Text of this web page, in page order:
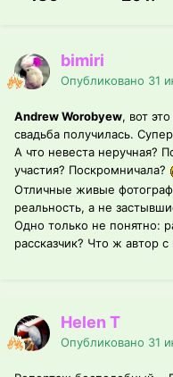
bimiri
Опубликовано 31
Andrew Worobyew, вот
свадьба получилась.
А что невеста неручная?
участия? Поскромничала?
Отличные живые
реальность, а не
Одно только не понятно:
рассказчик? Что ж автор
Helen T
Опубликовано 31